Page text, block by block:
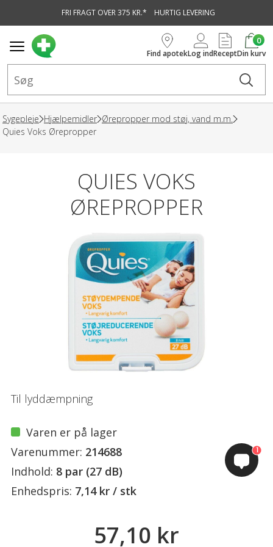
FRI FRAGT OVER 375 KR.* HURTIG LEVERING
Find apotekLog indRecept
0
Din kurv
Sygepleje Hjælpemidler Ørepropper mod støj, vand m.m.
Quies Voks Ørepropper
QUIES VOKS
ØREPROPPER
Til lyddæmpning
Varen er på lager
Varenummer: 214688
Indhold: 8 par (27 dB)
Enhedspris: 7,14 kr / stk
57,10 kr
1